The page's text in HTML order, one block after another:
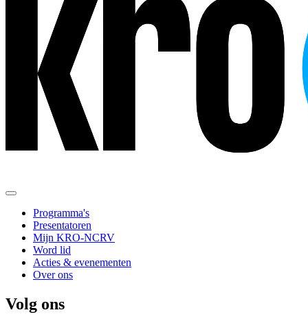
Programma's
Presentatoren
Mijn KRO-NCRV
Word lid
Acties & evenementen
Over ons
Volg ons